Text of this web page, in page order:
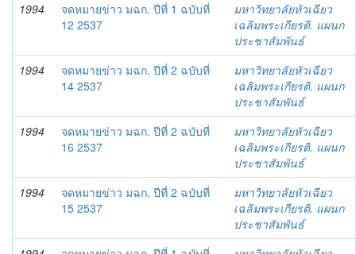
1994
จดหมายข่าว มฉก. ปีที่ 1 ฉบับที่
12 2537
มหาวิทยาลัยหัวเฉียว
เฉลิมพระเกียรติ. แผนก
ประชาสัมพันธ์
1994
จดหมายข่าว มฉก. ปีที่ 2 ฉบับที่
14 2537
มหาวิทยาลัยหัวเฉียว
เฉลิมพระเกียรติ. แผนก
ประชาสัมพันธ์
1994
จดหมายข่าว มฉก. ปีที่ 2 ฉบับที่
16 2537
มหาวิทยาลัยหัวเฉียว
เฉลิมพระเกียรติ. แผนก
ประชาสัมพันธ์
1994
จดหมายข่าว มฉก. ปีที่ 2 ฉบับที่
15 2537
มหาวิทยาลัยหัวเฉียว
เฉลิมพระเกียรติ. แผนก
ประชาสัมพันธ์